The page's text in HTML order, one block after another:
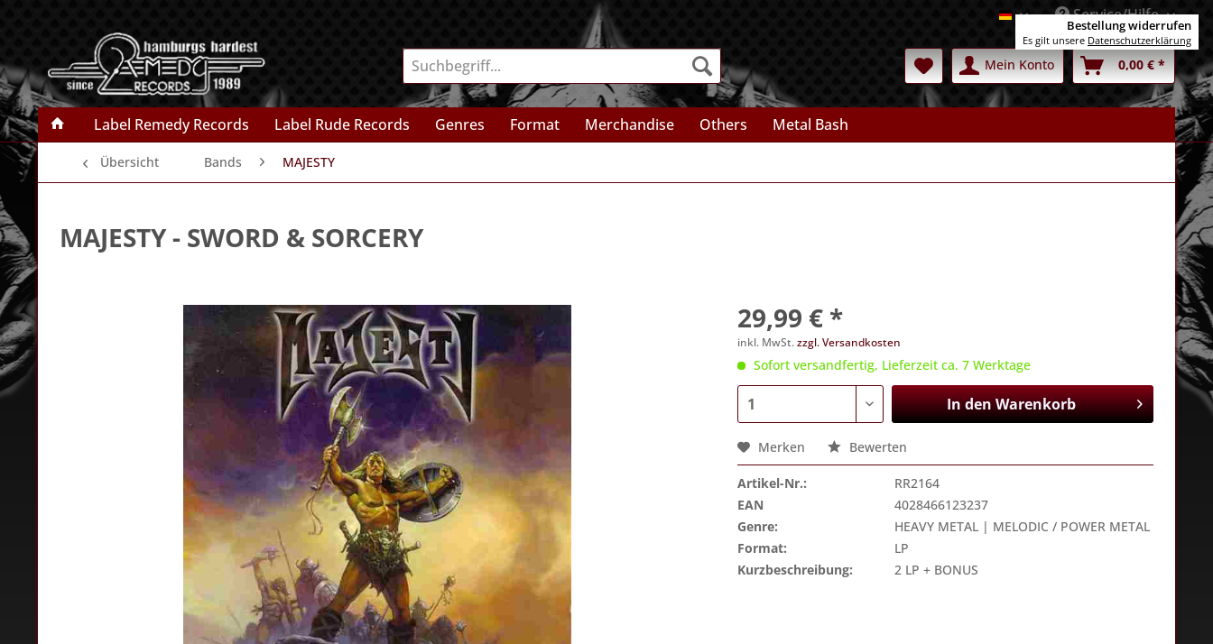
DeutschService/Hilfe
Mein Konto 0,00 € *
Label Remedy Records Label Rude Records Genres Format Merchandise Others Metal Bash
Übersicht Bands MAJESTY
MAJESTY- SWORD & SORCERY
29,99 € *
inkl. MwSt.zzgl. Versandkosten
Sofort versandfertig, Lieferzeit ca. 7 Werktage
In denWarenkorb
Merken Bewerten
Artikel-Nr.:
RR2164
EAN
4028466123237
Genre:
HEAVY METAL | MELODIC / POWER METAL
Format:
LP
Kurzbeschreibung:
2 LP + BONUS
Bestellung widerrufen
Es gilt unsere Datenschutzerklärung